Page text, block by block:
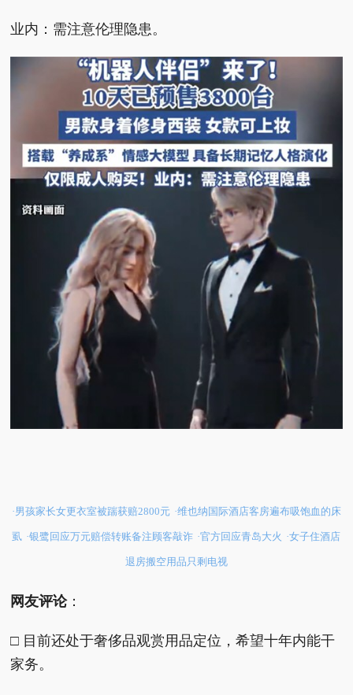
业内：需注意伦理隐患。
·男孩家长女更衣室被踹获赔2800元 ·维也纳国际酒店客房遍布吸饱血的床
虱 ·银鹭回应万元赔偿转账备注顾客敲诈 ·官方回应青岛大火 ·女子住酒店
退房搬空用品只剩电视
网友评论：
□ 目前还处于奢侈品观赏用品定位，希望十年内能干
家务。